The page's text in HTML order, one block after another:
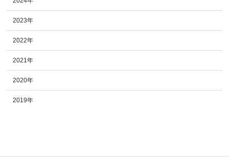
2023年
2022年
2021年
2020年
2019年